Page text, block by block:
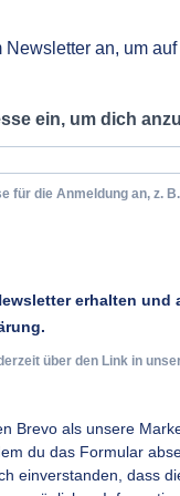
an, um
ein, um dich
für die Anmeldung an, z. B.
erhalten und
über den Link in
Brevo als unsere
du das Formular
einverstanden, dass